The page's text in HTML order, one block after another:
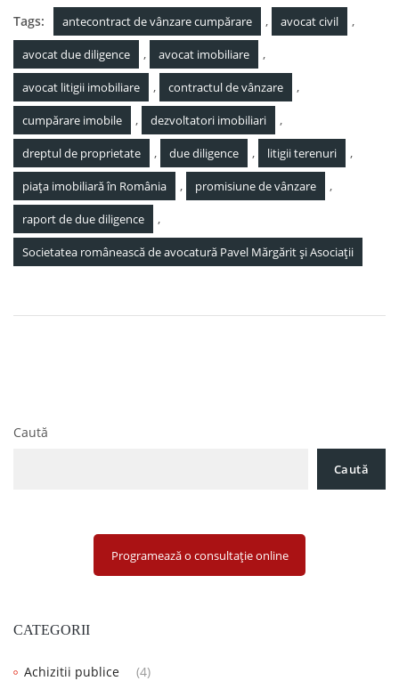
Tags: antecontract de vânzare cumpărare , avocat civil ,
avocat due diligence , avocat imobiliare ,
avocat litigii imobiliare , contractul de vânzare ,
cumpărare imobile , dezvoltatori imobiliari ,
dreptul de proprietate , due diligence , litigii terenuri ,
piața imobiliară în România , promisiune de vânzare ,
raport de due diligence ,
Societatea românească de avocatură Pavel Mărgărit și Asociații
Caută
Caută
Programează o consultație online
CATEGORII
Achizitii publice
(4)